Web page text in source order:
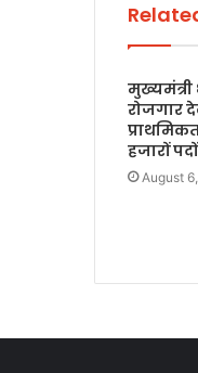
रोजगार
हजारों
August